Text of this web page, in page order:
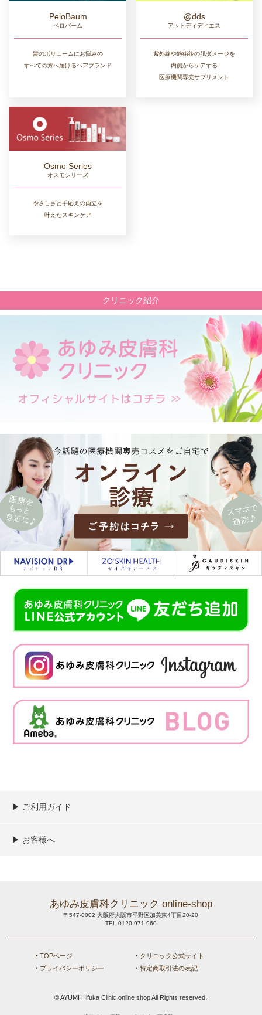
PeloBaum
ペロバーム
髪のボリュームにお悩みの
すべての方へ届けるヘアブランド
@dds
アットディディエス
紫外線や施術後の肌ダメージを
内側からケアする
医療機関専売サプリメント
Osmo Series
オスモシリーズ
やさしさと手応えの両立を
叶えたスキンケア
クリニック紹介
▶︎ ご利用ガイド
ご利用ガイド
決済／配送／送料について
取り扱い商品一覧
顧客情報の取扱について
特定商取引法の表記
▶︎ お客様へ
あゆみ皮膚科クリニック online-shop
〒547-0002 大阪府大阪市平野区加美東4丁目20-20
TEL.0120-971-960
‣ TOPページ
‣ クリニック公式サイト
‣ プライバシーポリシー
‣ 特定商取引法の表記
© AYUMI Hifuka Clinic online shop All Rights reserved.